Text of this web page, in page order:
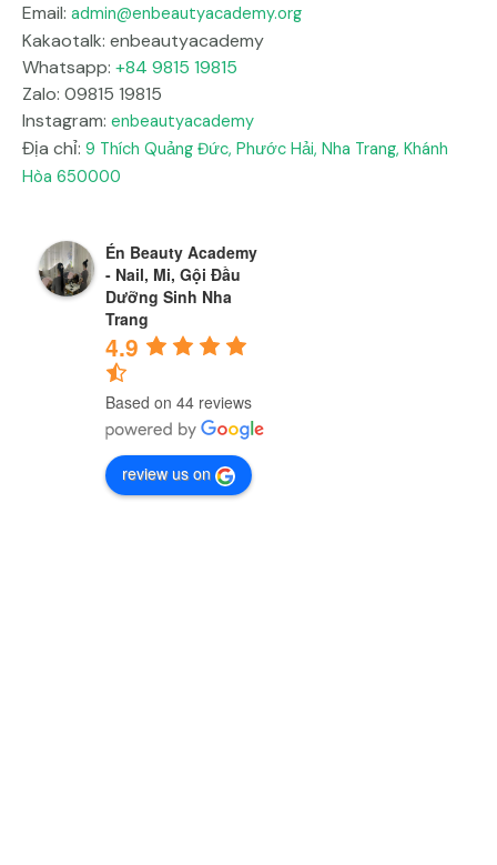
Email: admin@enbeautyacademy.org
Kakaotalk: enbeautyacademy
Whatsapp: +84 9815 19815
Zalo: 09815 19815
Instagram: enbeautyacademy
Địa chỉ: 9 Thích Quảng Đức, Phước Hải, Nha Trang, Khánh
Hòa 650000
Én Beauty Academy
- Nail, Mi, Gội Đầu
Dưỡng Sinh Nha
Trang
4.9
Based on 44 reviews
review us on